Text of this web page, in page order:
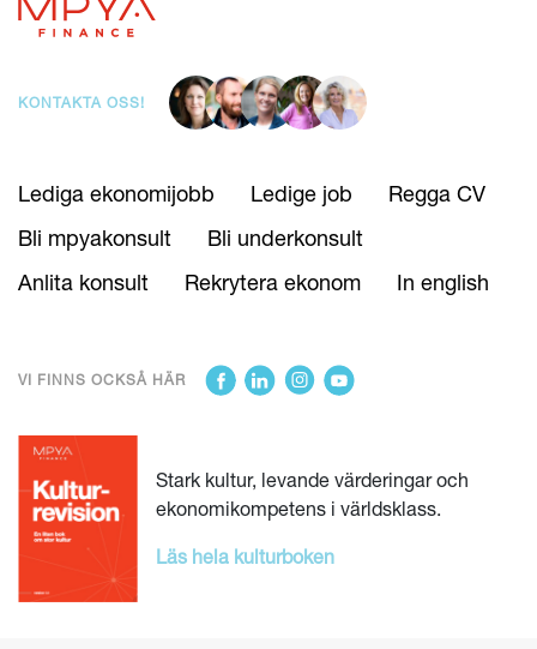
Lediga ekonomijobb Ledige job
Regga CV
Bli mpyakonsult
Bli underkonsult
Anlita konsult
Rekrytera ekonom In english
Stark kultur, levande värderingar och
ekonomikompetens i världsklass.
Läs hela kulturboken
KONTAKTA OSS!
VI FINNS OCKSÅ HÄR